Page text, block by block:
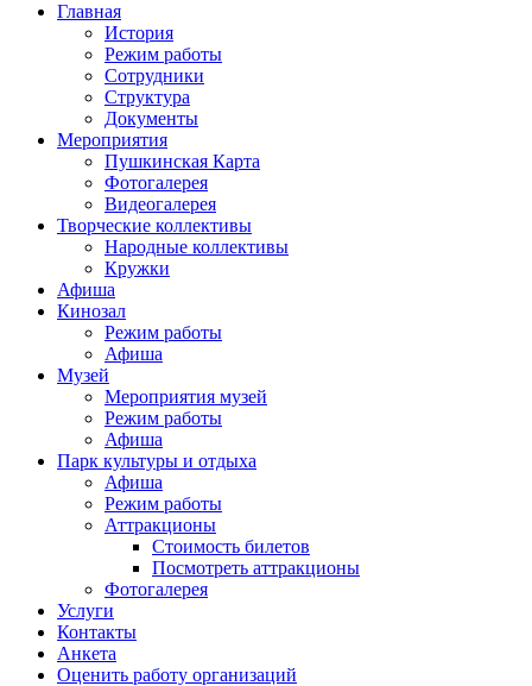
Главная
История
Режим работы
Сотрудники
Структура
Документы
Мероприятия
Пушкинская Карта
Фотогалерея
Видеогалерея
Творческие коллективы
Народные коллективы
Кружки
Афиша
Кинозал
Режим работы
Афиша
Музей
Мероприятия музей
Режим работы
Афиша
Парк культуры и отдыха
Афиша
Режим работы
Аттракционы
Стоимость билетов
Посмотреть аттракционы
Фотогалерея
Услуги
Контакты
Анкета
Оценить работу организаций